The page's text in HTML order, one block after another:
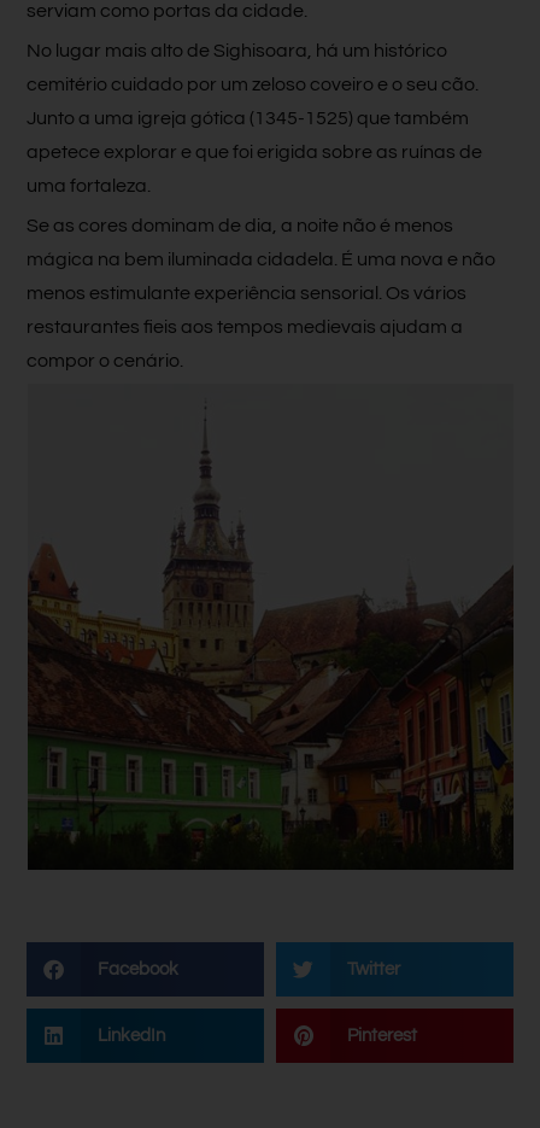
serviam como portas da cidade.
No lugar mais alto de Sighisoara, há um histórico
cemitério cuidado por um zeloso coveiro e o seu cão.
Junto a uma igreja gótica (1345-1525) que também
apetece explorar e que foi erigida sobre as ruínas de
uma fortaleza.
Se as cores dominam de dia, a noite não é menos
mágica na bem iluminada cidadela. É uma nova e não
menos estimulante experiência sensorial. Os vários
restaurantes fieis aos tempos medievais ajudam a
compor o cenário.
Facebook Twitter
LinkedIn Pinterest